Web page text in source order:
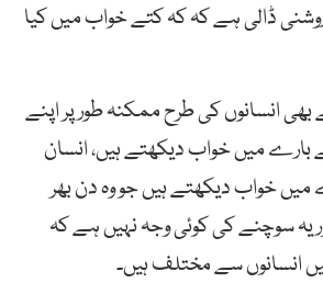
ڈالی ہے کہ کہ کتے خواب میں کیا
بھی انسانوں کی طرح ممکنہ طور پر اپنے
بارے میں خواب دیکھتے ہیں، انسان
میں خواب دیکھتے ہیں جو وہ دن بھر
یہ سوچنے کی کوئی وجہ نہیں ہے کہ
انسانوں سے مختلف ہیں۔